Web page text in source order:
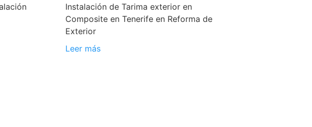
Instalación de Tarima exterior en
Composite en Tenerife en Reforma de
Exterior
Leer más